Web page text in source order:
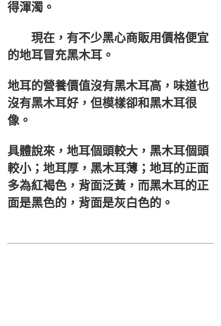
得渾濁。
現在，有不少黑心商販用價格便宜
的地耳冒充黑木耳。
地耳的營養價值沒有黑木耳高，味道也
沒有黑木耳好，但模樣卻和黑木耳很
像。
具體說來，地耳個頭較大，黑木耳個頭
較小；地耳厚，黑木耳薄；地耳的正面
多為紅褐色，背面泛黃，而黑木耳的正
面是黑色的，背面是灰白色的。